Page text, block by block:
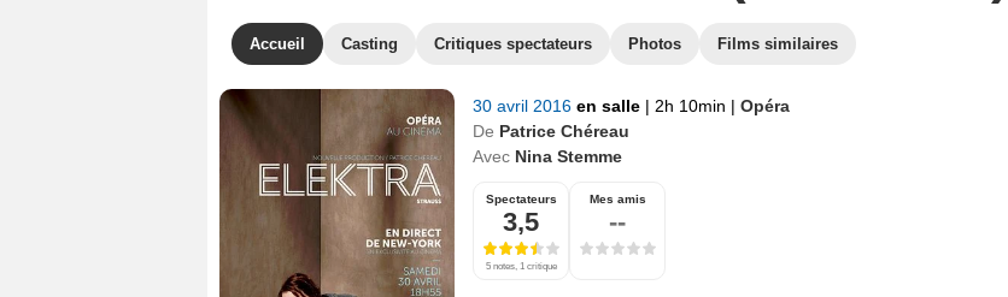
Accueil Casting Critiques spectateurs Photos Films similaires
30 avril 2016 en salle | 2h 10min | Opéra
De Patrice Chéreau
Avec Nina Stemme
Spectateurs
3,5
5 notes, 1 critique
Mes amis
--